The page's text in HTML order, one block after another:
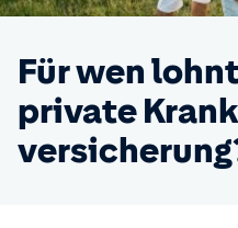
Für wen
private